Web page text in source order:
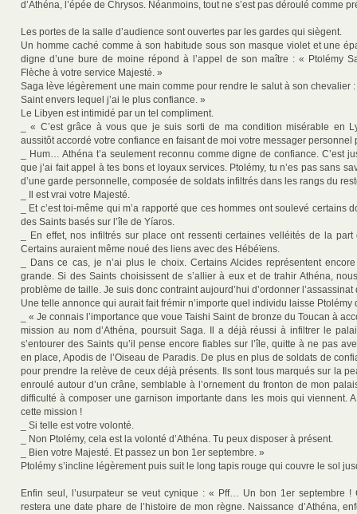
d’Athéna, l’épée de Chrysos. Néanmoins, tout ne s’est pas déroulé comme
Les portes de la salle d’audience sont ouvertes par les gardes qui siègent.
Un homme caché comme à son habitude sous son masque violet et une
digne d’une bure de moine répond à l’appel de son maître : « Ptolémy
Flèche à votre service Majesté. »
Saga lève légèrement une main comme pour rendre le salut à son chevalier
Saint envers lequel j’ai le plus confiance. »
Le Libyen est intimidé par un tel compliment.
_ « C’est grâce à vous que je suis sorti de ma condition misérable en
aussitôt accordé votre confiance en faisant de moi votre messager personnel
_ Hum… Athéna t’a seulement reconnu comme digne de confiance. C’est
que j’ai fait appel à tes bons et loyaux services. Ptolémy, tu n’es pas sans
d’une garde personnelle, composée de soldats infiltrés dans les rangs du
_ Il est vrai votre Majesté.
_ Et c’est toi-même qui m’a rapporté que ces hommes ont soulevé certains
des Saints basés sur l’île de Yíaros.
_ En effet, nos infiltrés sur place ont ressenti certaines velléités de la part
Certains auraient même noué des liens avec des Hébéïens.
_ Dans ce cas, je n’ai plus le choix. Certains Alcides représentent
grande. Si des Saints choisissent de s’allier à eux et de trahir Athéna,
problème de taille. Je suis donc contraint aujourd’hui d’ordonner l’assassinat
Une telle annonce qui aurait fait frémir n’importe quel individu laisse Ptolémy
_ « Je connais l’importance que voue Taishi Saint de bronze du Toucan à
mission au nom d’Athéna, poursuit Saga. Il a déjà réussi à infiltrer le
s’entourer des Saints qu’il pense encore fiables sur l’île, quitte à ne pas
en place, Apodis de l’Oiseau de Paradis. De plus en plus de soldats de
pour prendre la relève de ceux déjà présents. Ils sont tous marqués sur la
enroulé autour d’un crâne, semblable à l’ornement du fronton de mon
difficulté à composer une garnison importante dans les mois qui viennent. A
cette mission !
_ Si telle est votre volonté.
_ Non Ptolémy, cela est la volonté d’Athéna. Tu peux disposer à présent.
_ Bien votre Majesté. Et passez un bon 1er septembre. »
Ptolémy s’incline légèrement puis suit le long tapis rouge qui couvre le sol
Enfin seul, l’usurpateur se veut cynique : « Pff… Un bon 1er septembre !
restera une date phare de l’histoire de mon règne. Naissance d’Athéna,